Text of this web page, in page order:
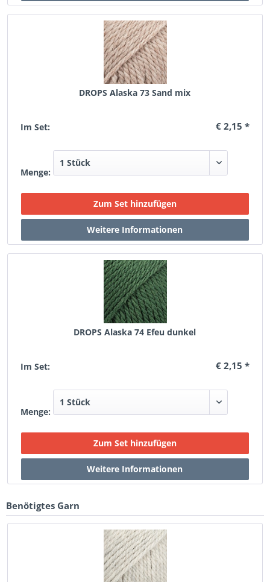
DROPS Alaska 73 Sand mix
Im Set: € 2,15 *
Menge:
DROPS Alaska 74 Efeu dunkel
Im Set: € 2,15 *
Menge:
Benötigtes Garn